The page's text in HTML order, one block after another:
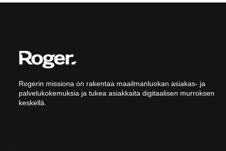
Rogerin missiona on rakentaa maailmanluokan asiakas- ja
palvelukokemuksia ja tukea asiakkaita digitaalisen murroksen
keskellä.